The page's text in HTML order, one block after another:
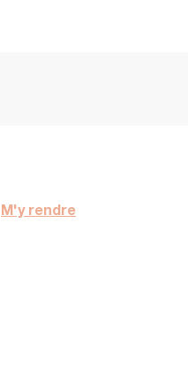
M'y rendre